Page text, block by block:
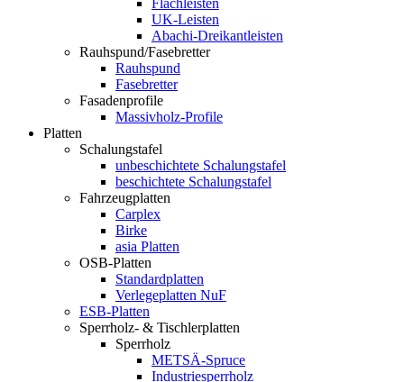
Flachleisten
UK-Leisten
Abachi-Dreikantleisten
Rauhspund/Fasebretter
Rauhspund
Fasebretter
Fasadenprofile
Massivholz-Profile
Platten
Schalungstafel
unbeschichtete Schalungstafel
beschichtete Schalungstafel
Fahrzeugplatten
Carplex
Birke
asia Platten
OSB-Platten
Standardplatten
Verlegeplatten NuF
ESB-Platten
Sperrholz- & Tischlerplatten
Sperrholz
METSÄ-Spruce
Industriesperrholz